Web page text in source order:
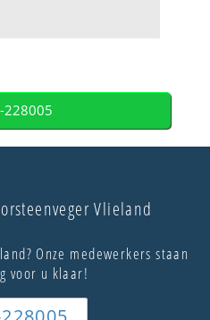
228005
Vlieland
Onze medewerkers staan
voor u klaar!